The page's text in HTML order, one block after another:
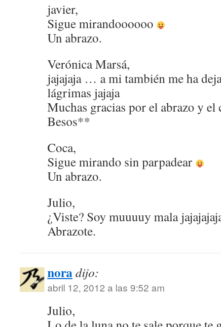
javier,
Sigue mirandoooooo
Un abrazo.
Verónica Marsá,
jajajaja … a mi también me ha
lágrimas jajaja
Muchas gracias por el abrazo y el
Besos**
Coca,
Sigue mirando sin parpadear
Un abrazo.
Julio,
¿Viste? Soy muuuuy mala
Abrazote.
noradijo:
abril 12, 2012 a las 9:52 am
Julio,